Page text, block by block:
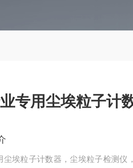
专用尘埃粒子计
尘埃粒子计数器，尘埃粒子检测